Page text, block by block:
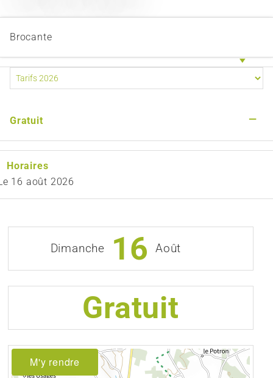
Brocante
Gratuit —
Horaires
16 août 2026
Dimanche 16 Août
Gratuit
M'y rendre